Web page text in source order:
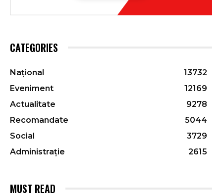
CATEGORIES
Național
13732
Eveniment
12169
Actualitate
9278
Recomandate
5044
Social
3729
Administrație
2615
MUST READ